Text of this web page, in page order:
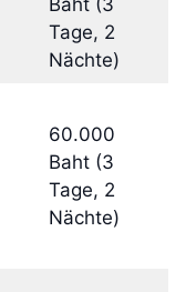
Tage, 2
Nächte)
60.000
Baht (3
Tage, 2
Nächte)